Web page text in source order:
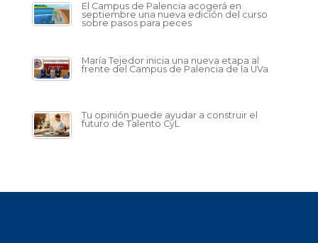
El Campus de Palencia acogerá en
septiembre una nueva edición del curso
sobre pasos para peces
María Tejedor inicia una nueva etapa al
frente del Campus de Palencia de la UVa
Tu opinión puede ayudar a construir el
futuro de Talento CyL